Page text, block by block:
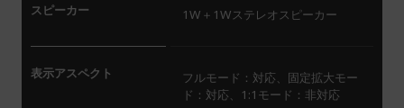
スピーカー 1W＋1Wステレオスピーカー
表示アスペクト
フルモード：対応、固定拡大モー
ド：対応、1:1モード：非対応